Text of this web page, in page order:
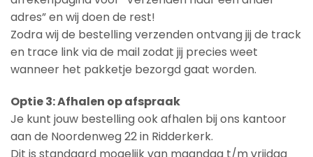
adres” en wij doen de rest!
Zodra wij de bestelling verzenden ontvang jij de track
en trace link via de mail zodat jij precies weet
wanneer het pakketje bezorgd gaat worden.
Optie 3: Afhalen op afspraak
Je kunt jouw bestelling ook afhalen bij ons kantoor
aan de Noordenweg 22 in Ridderkerk.